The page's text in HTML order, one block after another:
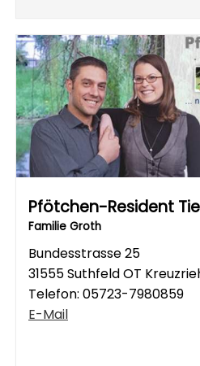
Pfötchen-Resident
Familie Groth
Bundesstrasse 25
31555 Suthfeld OT
Telefon: 05723-7980859
E-Mail